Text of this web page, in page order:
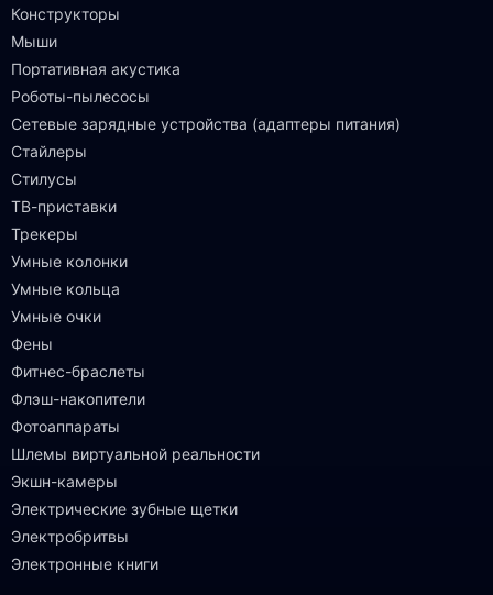
Конструкторы
Мыши
Портативная акустика
Роботы-пылесосы
Сетевые зарядные устройства (адаптеры питания)
Стайлеры
Стилусы
ТВ-приставки
Трекеры
Умные колонки
Умные кольца
Умные очки
Фены
Фитнес-браслеты
Флэш-накопители
Фотоаппараты
Шлемы виртуальной реальности
Экшн-камеры
Электрические зубные щетки
Электробритвы
Электронные книги